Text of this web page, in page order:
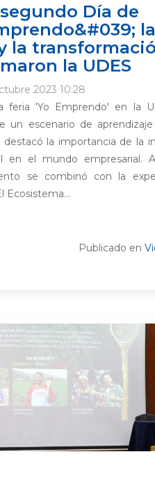
Día de
la
la
la UDES
2023 10:28
feria 'Yo Emprendo' en la
un escenario de aprendizaje
destacó la importancia de la
en el mundo empresarial.
se combinó con la
Ecosistema...
Publicado en